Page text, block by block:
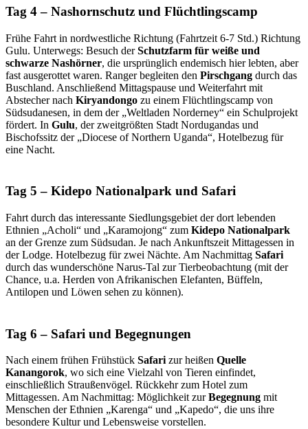
Tag 4 – Nashornschutz und Flüchtlingscamp
Frühe Fahrt in nordwestliche Richtung (Fahrtzeit 6-7 Std.) Richtung
Gulu. Unterwegs: Besuch derSchutzfarm für weiße und
schwarze Nashörner, die ursprünglich endemisch hier lebten, aber
fast ausgerottet waren. Ranger begleiten den Pirschgang durch das
Buschland. Anschließend Mittagspause und Weiterfahrt mit
Abstecher nach Kiryandongo zu einem Flüchtlingscamp von
Südsudanesen, in dem der „Weltladen Norderney“ ein Schulprojekt
fördert. In Gulu, der zweitgrößten Stadt Nordugandas und
Bischofssitz der „Diocese of Northern Uganda“, Hotelbezug für
eine Nacht.
Tag 5 – Kidepo Nationalpark und Safari
Fahrt durch das interessante Siedlungsgebiet der dort lebenden
Ethnien „Acholi“ und „Karamojong“ zum Kidepo Nationalpark
an der Grenze zum Südsudan. Je nach Ankunftszeit Mittagessen in
der Lodge. Hotelbezug für zwei Nächte. Am Nachmittag Safari
durch das wunderschöne Narus-Tal zur Tierbeobachtung (mit der
Chance, u.a. Herden von Afrikanischen Elefanten, Büffeln,
Antilopen und Löwen sehen zu können).
Tag 6 – Safari und Begegnungen
Nach einem frühen Frühstück Safarizur heißen Quelle
Kanangorok, wo sich eine Vielzahl von Tieren einfindet,
einschließlich Straußenvögel. Rückkehr zum Hotel zum
Mittagessen. Am Nachmittag: Möglichkeit zurBegegnung mit
Menschen der Ethnien „Karenga“ und „Kapedo“, die uns ihre
besondere Kultur und Lebensweise vorstellen.